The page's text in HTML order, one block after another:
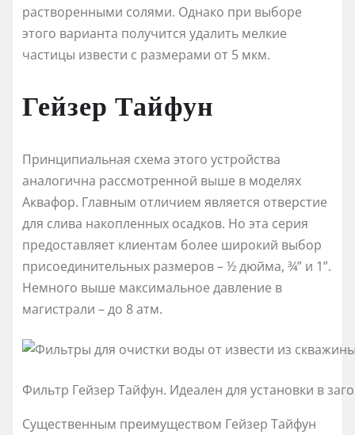
растворенными солями. Однако при выборе
этого варианта получится удалить мелкие
частицы извести с размерами от 5 мкм.
Гейзер Тайфун
Принципиальная схема этого устройства
аналогична рассмотренной выше в моделях
Аквафор. Главным отличием является отверстие
для слива накопленных осадков. Но эта серия
предоставляет клиентам более широкий выбор
присоединительных размеров – ½ дюйма, ¾” и 1”.
Немного выше максимальное давление в
магистрали – до 8 атм.
Фильтр Гейзер Тайфун. Идеален для установки в
Существенным преимуществом Гейзер Тайфун